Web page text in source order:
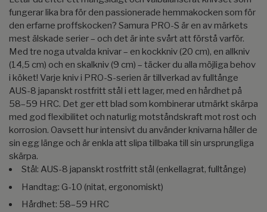
fungerar lika bra för den passionerade hemmakocken som för
den erfarne proffskocken? Samura PRO-S är en av märkets
mest älskade serier – och det är inte svårt att förstå varför.
Med tre noga utvalda knivar – en kockkniv (20 cm), en allkniv
(14,5 cm) och en skalkniv (9 cm) – täcker du alla möjliga behov
i köket! Varje kniv i PRO-S-serien är tillverkad av fulltånge
AUS-8 japanskt rostfritt stål i ett lager, med en hårdhet på
58–59 HRC. Det ger ett blad som kombinerar utmärkt skärpa
med god flexibilitet och naturlig motståndskraft mot rost och
korrosion. Oavsett hur intensivt du använder knivarna håller de
sin egg länge och är enkla att slipa tillbaka till sin ursprungliga
skärpa.
Stål: AUS-8 japanskt rostfritt stål (enkellagrat, fulltånge)
Handtag: G-10 (nitat, ergonomiskt)
Hårdhet: 58–59 HRC